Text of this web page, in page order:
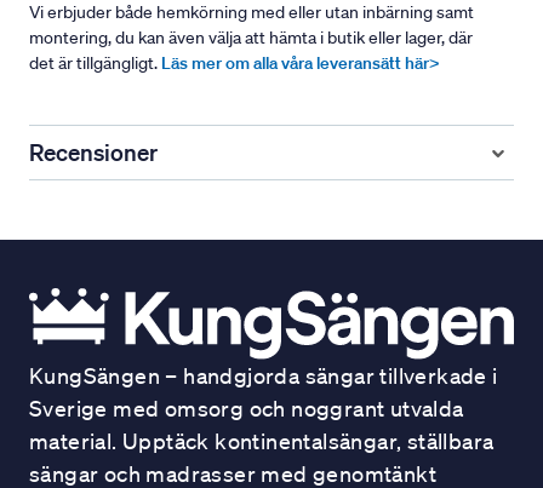
Vi erbjuder både hemkörning med eller utan inbärning samt
montering, du kan även välja att hämta i butik eller lager, där
det är tillgängligt. Läs mer om alla våra leveransätt här>
Recensioner
KungSängen – handgjorda sängar tillverkade i
Sverige med omsorg och noggrant utvalda
material. Upptäck kontinentalsängar, ställbara
sängar och madrasser med genomtänkt